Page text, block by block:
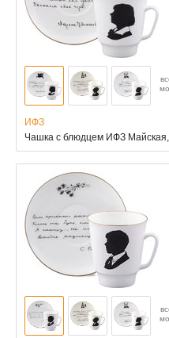
ИФЗ
Чашка с блюдцем ИФЗ